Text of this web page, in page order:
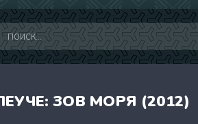
ЗОВ МОРЯ (2012)